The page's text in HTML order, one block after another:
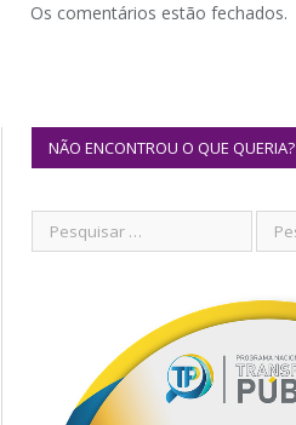
Os comentários estão fechados.
NÃO ENCONTROU O QUE QUERIA?